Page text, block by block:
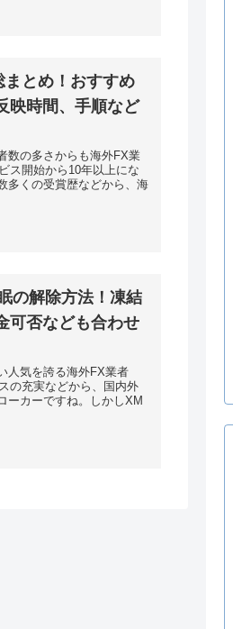
まとめ！おすすめ
映時間、手順など
数の多さからも海外FX業
ス開始から10年以上にな
多くの受賞歴などから、海
の解除方法！凍結
可否なども合わせ
人気を誇る海外FX業者
の充実などから、国内外
ーカーですね。しかしXM